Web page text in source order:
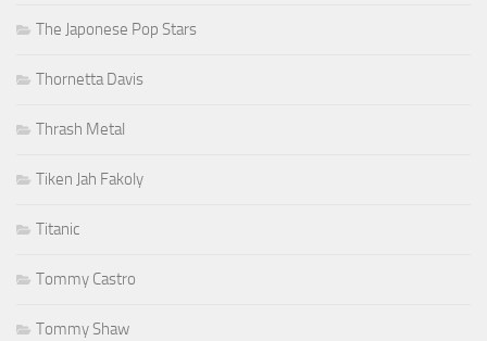
The Japonese Pop Stars
Thornetta Davis
Thrash Metal
Tiken Jah Fakoly
Titanic
Tommy Castro
Tommy Shaw